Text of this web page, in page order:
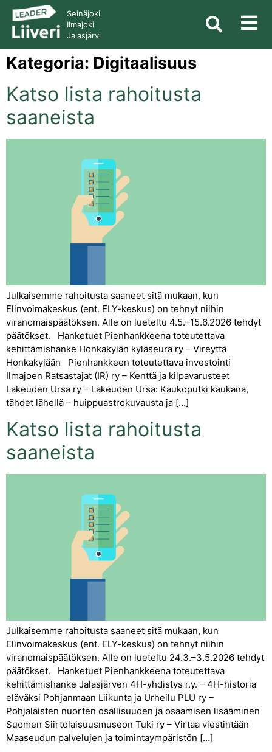
Seinäjoki
Ilmajoki
Jalasjärvi
Kategoria: Digitaalisuus
Katso lista rahoitusta
saaneista
Julkaisemme rahoitusta saaneet sitä mukaan, kun
Elinvoimakeskus (ent. ELY-keskus) on tehnyt niihin
viranomaispäätöksen. Alle on lueteltu 4.5.–15.6.2026 tehdyt
päätökset. Hanketuet Pienhankkeena toteutettava
kehittämishanke Honkakylän kyläseura ry – Vireyttä
Honkakylään Pienhankkeen toteutettava investointi
Ilmajoen Ratsastajat (IR) ry – Kenttä ja kilpavarusteet
Lakeuden Ursa ry – Lakeuden Ursa: Kaukoputki kaukana,
tähdet lähellä – huippuastrokuvausta ja […]
Katso lista rahoitusta
saaneista
Julkaisemme rahoitusta saaneet sitä mukaan, kun
Elinvoimakeskus (ent. ELY-keskus) on tehnyt niihin
viranomaispäätöksen. Alle on lueteltu 24.3.–3.5.2026 tehdyt
päätökset. Hanketuet Pienhankkeena toteutettava
kehittämishanke Jalasjärven 4H-yhdistys r.y. – 4H-historia
eläväksi Pohjanmaan Liikunta ja Urheilu PLU ry –
Pohjalaisten nuorten osallisuuden ja osaamisen lisääminen
Suomen Siirtolaisuusmuseon Tuki ry – Virtaa viestintään
Maaseudun palvelujen ja toimintaympäristön […]